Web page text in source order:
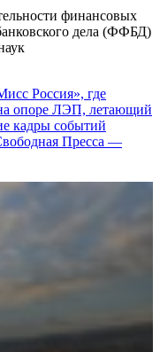
финансовых
дела (ФФБД)
Россия», где
опоре ЛЭП, летающий
кадры событий
Пресса —